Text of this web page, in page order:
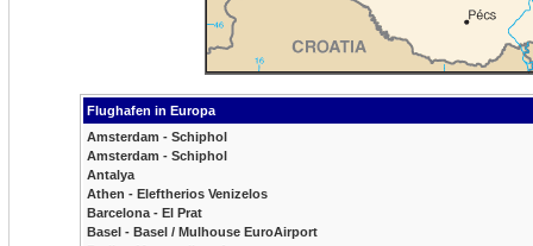
Flughafen in Europa
Amsterdam - Schiphol
Amsterdam - Schiphol
Antalya
Athen - Eleftherios Venizelos
Barcelona - El Prat
Basel - Basel / Mulhouse EuroAirport